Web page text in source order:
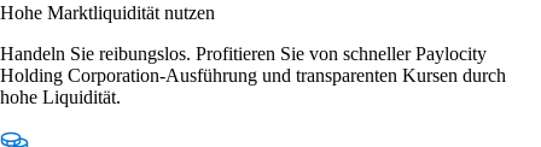
Hohe Marktliquidität nutzen
Handeln Sie reibungslos. Profitieren Sie von schneller Paylocity
Holding Corporation-Ausführung und transparenten Kursen durch
hohe Liquidität.